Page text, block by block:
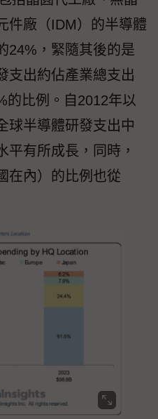
件廠（IDM）的半導體
24%，緊隨其後的是
支出約佔產業總支出
的比例。自2012年以
球半導體研發支出中
平有所成長，同時，
在內）的比例也從